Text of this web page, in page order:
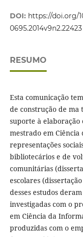
DOI: https://doi.org/
0695.2014v9n2.22423
RESUMO
Esta comunicação
de construção de
suporte à elaboração
mestrado em
representações
bibliotecários e de
comunitárias
escolares
desses estudos
investigadas com o
em Ciência da
produzidas com o